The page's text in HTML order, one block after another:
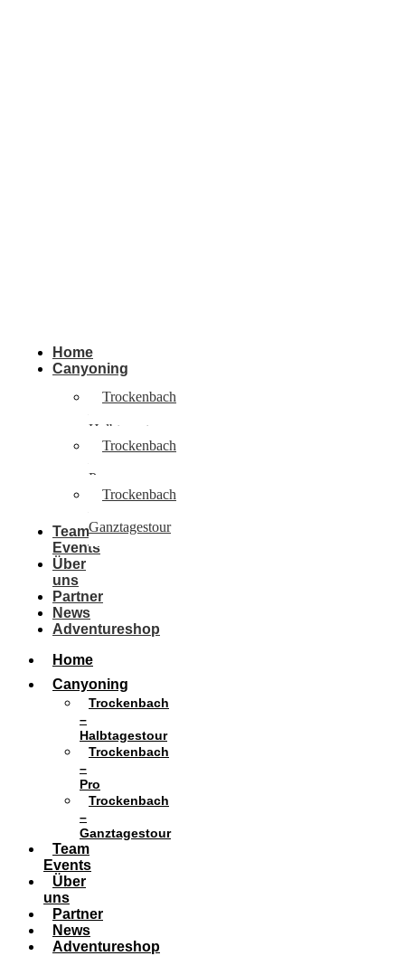
Home
Canyoning
Trockenbach
Halbtagestour
Trockenbach
Pro
Trockenbach
Ganztagestour
Team
Events
Über
uns
Partner
News
Adventureshop
Home
Canyoning
Trockenbach
–
Halbtagestour
Trockenbach
–
Pro
Trockenbach
–
Ganztagestour
Team
Events
Über
uns
Partner
News
Adventureshop